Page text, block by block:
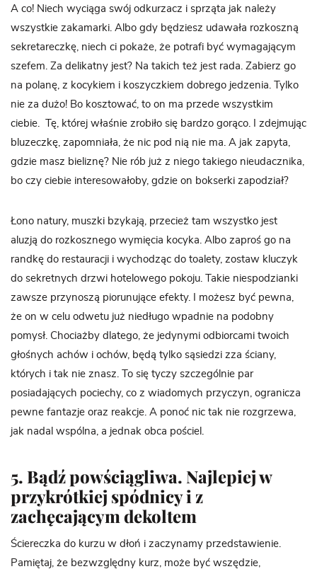
A co! Niech wyciąga swój odkurzacz i sprząta jak należy
wszystkie zakamarki. Albo gdy będziesz udawała rozkoszną
sekretareczkę, niech ci pokaże, że potrafi być wymagającym
szefem. Za delikatny jest? Na takich też jest rada. Zabierz go
na polanę, z kocykiem i koszyczkiem dobrego jedzenia. Tylko
nie za dużo! Bo kosztować, to on ma przede wszystkim
ciebie. Tę, której właśnie zrobiło się bardzo gorąco. I zdejmując
bluzeczkę, zapomniała, że nic pod nią nie ma. A jak zapyta,
gdzie masz bieliznę? Nie rób już z niego takiego nieudacznika,
bo czy ciebie interesowałoby, gdzie on bokserki zapodział?
Łono natury, muszki bzykają, przecież tam wszystko jest
aluzją do rozkosznego wymięcia kocyka. Albo zaproś go na
randkę do restauracji i wychodząc do toalety, zostaw kluczyk
do sekretnych drzwi hotelowego pokoju. Takie niespodzianki
zawsze przynoszą piorunujące efekty. I możesz być pewna,
że on w celu odwetu już niedługo wpadnie na podobny
pomysł. Chociażby dlatego, że jedynymi odbiorcami twoich
głośnych achów i ochów, będą tylko sąsiedzi zza ściany,
których i tak nie znasz. To się tyczy szczególnie par
posiadających pociechy, co z wiadomych przyczyn, ogranicza
pewne fantazje oraz reakcje. A ponoć nic tak nie rozgrzewa,
jak nadal wspólna, a jednak obca pościel.
5. Bądź powściągliwa. Najlepiej w
przykrótkiej spódnicy i z
zachęcającym dekoltem
Ściereczka do kurzu w dłoń i zaczynamy przedstawienie.
Pamiętaj, że bezwzględny kurz, może być wszędzie,